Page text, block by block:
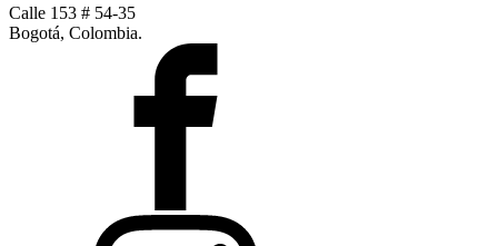
Calle 153 # 54-35
Bogotá, Colombia.